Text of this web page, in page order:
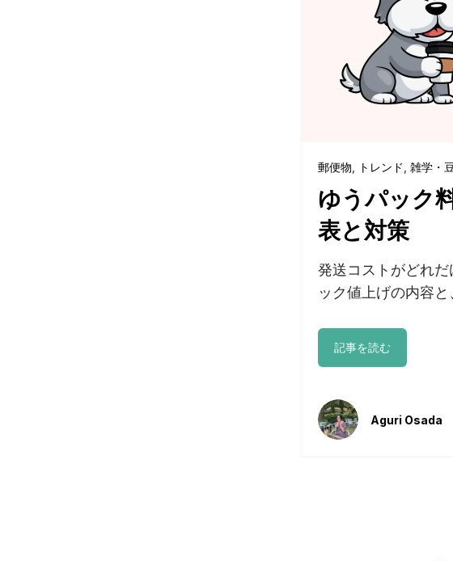
郵便物 トレンド 雑学・
ゆうパック
表と対策
発送コストがどれ
ック値上げの内容
記事を読む
Aguri Osada